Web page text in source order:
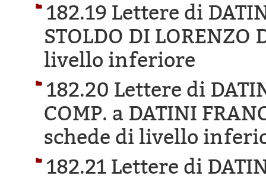
182.19 Lettere di
STOLDO DI LORENZO
livello inferiore
182.20 Lettere di
COMP. a DATINI
schede di livello
182.21 Lettere di